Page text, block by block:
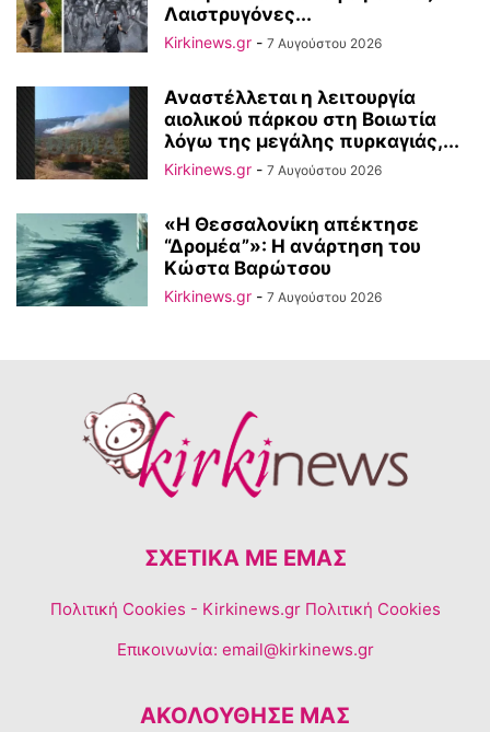
Λαιστρυγόνες...
Kirkinews.gr - 7 Αυγούστου 2026
Αναστέλλεται η λειτουργία
αιολικού πάρκου στη Βοιωτία
λόγω της μεγάλης πυρκαγιάς,...
Kirkinews.gr - 7 Αυγούστου 2026
«Η Θεσσαλονίκη απέκτησε
“Δρομέα”»: Η ανάρτηση του
Κώστα Βαρώτσου
Kirkinews.gr - 7 Αυγούστου 2026
ΣΧΕΤΙΚΆ ΜΕ ΕΜΆΣ
Πολιτική Cookies - Kirkinews.gr Πολιτική Cookies
Επικοινωνία: email@kirkinews.gr
ΑΚΟΛΟΥΘΗΣΕ ΜΑΣ